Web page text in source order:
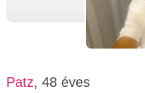
Patz, 48 éves